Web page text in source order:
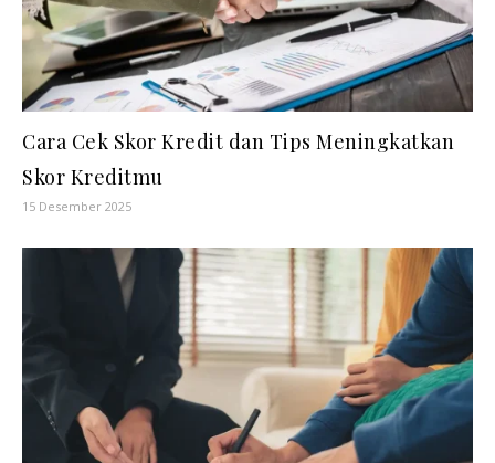
Cara Cek Skor Kredit dan Tips Meningkatkan
Skor Kreditmu
15 Desember 2025